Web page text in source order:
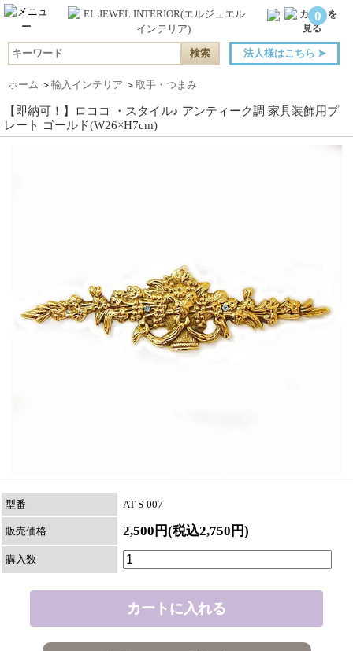
0
法人様はこちら ➤
ホーム ＞ 輸入インテリア ＞ 取手・つまみ
【即納可！】ロココ ・スタイル♪ アンティーク調 家具装飾用プ
レート ゴールド(W26×H7cm)
型番 AT-S-007
販売価格 2,500円(税込2,750円)
購入数